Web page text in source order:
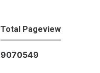
internet provider ›
Total Pageview
9070549